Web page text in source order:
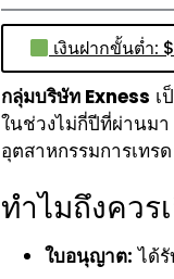
เงินฝากขั้นต่ำ:
กลุ่มบริษัท Exness เ
ในช่วงไม่กี่ปีที่ผ่านมา
อุตสาหกรรมการเทรด
ทำไมถึงควร
ใบอนุญาต: ได้